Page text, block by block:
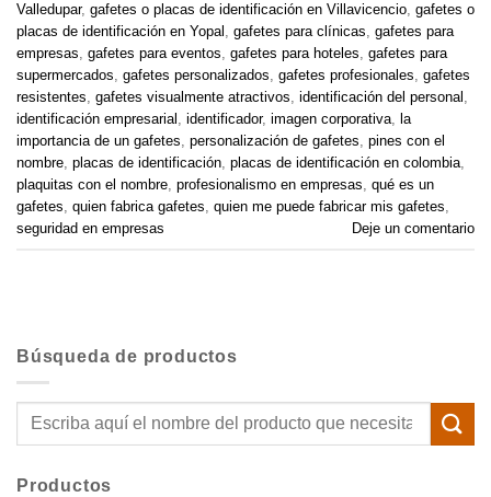
Valledupar, gafetes o placas de identificación en Villavicencio, gafetes o
placas de identificación en Yopal , gafetes para clínicas, gafetes para
empresas, gafetes para eventos, gafetes para hoteles, gafetes para
supermercados, gafetes personalizados, gafetes profesionales, gafetes
resistentes, gafetes visualmente atractivos, identificación del personal ,
identificación empresarial , identificador, imagen corporativa, la
importancia de un gafetes, personalización de gafetes, pines con el
nombre, placas de identificación, placas de identificación en colombia,
plaquitas con el nombre, profesionalismo en empresas, qué es un
gafetes, quien fabrica gafetes, quien me puede fabricar mis gafetes,
seguridad en empresas
Deje un comentario
Búsqueda de productos
Buscar
Productos